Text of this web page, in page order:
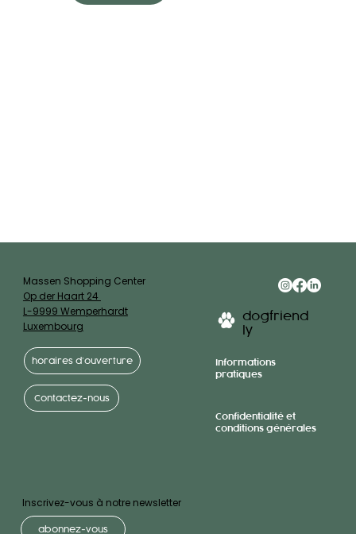
Inscrivez-vous à notre newsletter
abonnez-vous
dogfriend
ly
Informations
pratiques
Confidentialité et
conditions générales
Massen Shopping Center
Op der Haart 24
L-9999 Wemperhardt
Luxembourg
horaires d’ouverture
Contactez-nous